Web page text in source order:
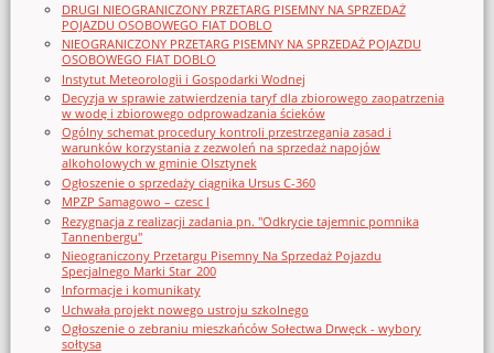
DRUGI NIEOGRANICZONY PRZETARG PISEMNY NA SPRZEDAŻ
POJAZDU OSOBOWEGO FIAT DOBLO
NIEOGRANICZONY PRZETARG PISEMNY NA SPRZEDAŻ POJAZDU
OSOBOWEGO FIAT DOBLO
Instytut Meteorologii i Gospodarki Wodnej
Decyzja w sprawie zatwierdzenia taryf dla zbiorowego zaopatrzenia
w wodę i zbiorowego odprowadzania ścieków
Ogólny schemat procedury kontroli przestrzegania zasad i
warunków korzystania z zezwoleń na sprzedaż napojów
alkoholowych w gminie Olsztynek
Ogłoszenie o sprzedaży ciągnika Ursus C-360
MPZP Samagowo – czesc I
Rezygnacja z realizacji zadania pn. "Odkrycie tajemnic pomnika
Tannenbergu"
Nieograniczony Przetargu Pisemny Na Sprzedaż Pojazdu
Specjalnego Marki Star_200
Informacje i komunikaty
Uchwała projekt nowego ustroju szkolnego
Ogłoszenie o zebraniu mieszkańców Sołectwa Drwęck - wybory
sołtysa